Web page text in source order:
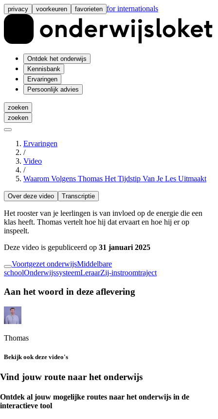
privacy voorkeuren favorieten for internationals
Ontdek het onderwijs
Kennisbank
Ervaringen
Persoonlijk advies
zoeken
zoeken
Ervaringen
/
Video
/
Waarom Volgens Thomas Het Tijdstip Van Je Les Uitmaakt
Over deze video Transcriptie
Het rooster van je leerlingen is van invloed op de energie die een
klas heeft. Thomas vertelt hoe hij dat ervaart en hoe hij er op
inspeelt.
Deze video is gepubliceerd op 31 januari 2025
Voortgezet onderwijsMiddelbare
schoolOnderwijssysteemLeraarZij-instroomtraject
Aan het woord in deze aflevering
Thomas
Bekijk ook deze video's
Vind jouw route naar het onderwijs
Ontdek al jouw mogelijke routes naar het onderwijs in de
interactieve tool